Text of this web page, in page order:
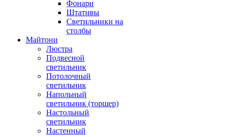
Фонари
Штативы
Светильники на
столбы
Майтони
Люстра
Подвесной
светильник
Потолочный
светильник
Напольный
светильник (торшер)
Настольный
светильник
Настенный